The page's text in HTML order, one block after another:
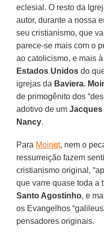
eclesial. O resto da
autor, durante a nossa
seu cristianismo, que
parece-se mais com o
ao catolicismo, e mais
Estados Unidosdo
igrejas da Baviera.
de primogênito dos
adotivo de um
Nancy.
Para Moingt, nem o
ressurreição fazem
cristianismo original,
que varre quase toda a
Santo Agostinho, e
os Evangelhos
pensadores originais.